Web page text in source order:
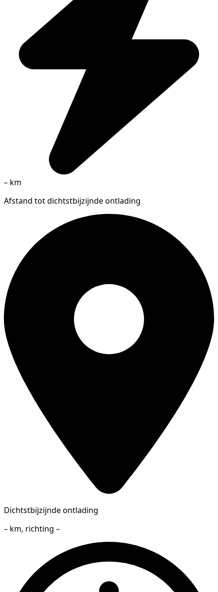
– km
Afstand tot dichtstbijzijnde ontlading
Dichtstbijzijnde ontlading
– km, richting –